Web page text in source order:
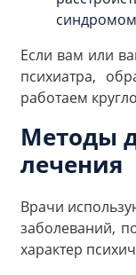
Если вам или
психиатра,
работаем
Методы
лечения
Врачи
заболеваний,
характер